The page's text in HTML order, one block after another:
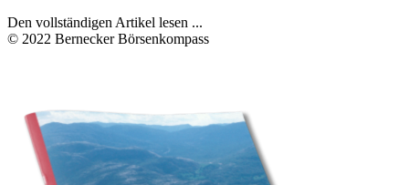
Den vollständigen Artikel lesen ...
© 2022 Bernecker Börsenkompass